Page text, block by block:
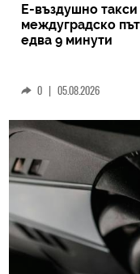
Е-въздушно
междуградско
едва 9 минути
0 | 05.08.2026